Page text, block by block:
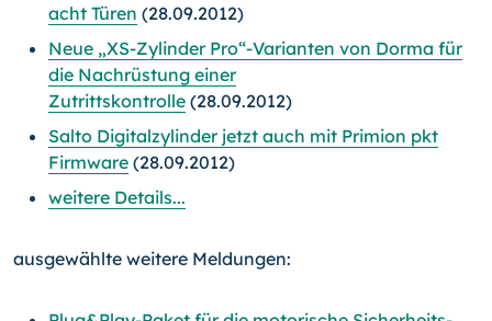
acht Türen (28.09.2012)
Neue „XS-Zylinder Pro“-Varianten von Dorma für
die Nachrüstung einer
Zutrittskontrolle (28.09.2012)
Salto Digitalzylinder jetzt auch mit Primion pkt
Firmware (28.09.2012)
weitere Details...
ausgewählte weitere Meldungen: